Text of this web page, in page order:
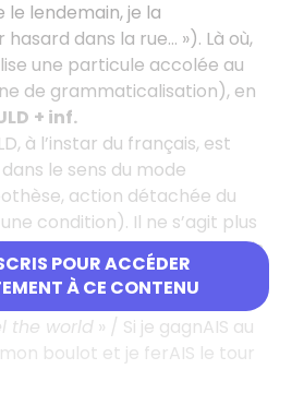
POUR ACCÉDER
À CE CONTENU
le lendemain, je la
dans la rue... »). Là où,
une particule accolée au
de grammaticalisation), en
+ inf.
à l’instar du français, est
le sens du mode
action détachée du
condition). Il ne s’agit plus
dans un contexte passé, mais
virtuelle.
the lottery, I WOULD leave
the world » / Si je gagnAIS au
boulot et je ferAIS le tour